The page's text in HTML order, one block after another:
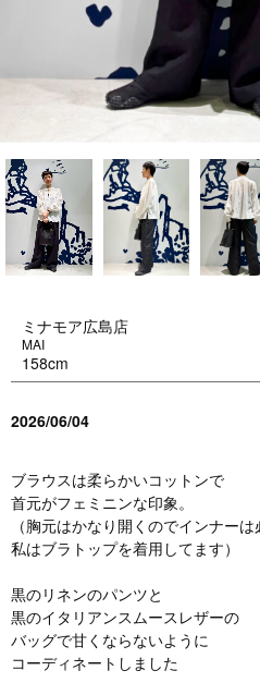
ミナモア広島店
MAI
158cm
2026/06/04
ブラウスは柔らかいコットンで
首元がフェミニンな印象。
（胸元はかなり開くのでインナーは
私はブラトップを着用してます）
黒のリネンのパンツと
黒のイタリアンスムースレザーの
バッグで甘くならないように
コーディネートしました